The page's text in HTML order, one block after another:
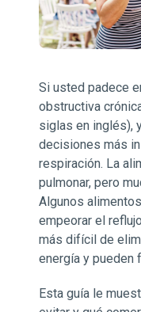
Si usted padece
obstructiva
siglas en inglés),
decisiones más
respiración. La
pulmonar, pero
Algunos
empeorar el
más difícil de
energía y pueden
Esta guía le